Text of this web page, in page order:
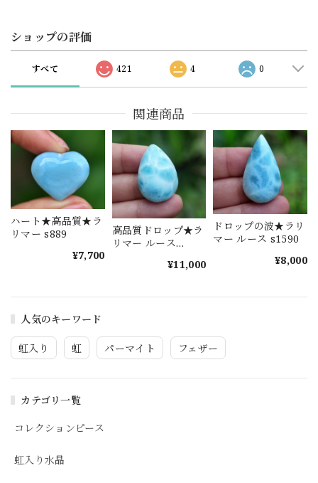
人気のキーワード
虹入り 虹 パーマイト フェザー
カテゴリ一覧
コレクションピース
虹入り水晶
ショップの評価
すべて 421 4 0
関連商品
ハート★高品質★ラ
リマー s889
¥7,700
高品質ドロップ★ラ
リマー ルース
¥11,000
ドロップの波★ラリ
マー ルース s1590
¥8,000